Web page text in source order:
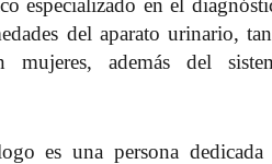
del aparato urinario,
además del
es una persona dedicada